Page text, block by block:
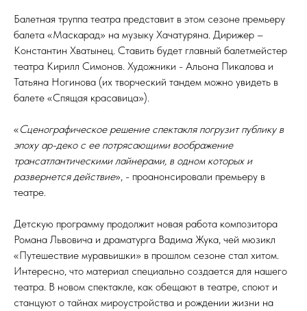
Балетная труппа театра представит в этом сезоне премьеру
балета «Маскарад» на музыку Хачатуряна. Дирижер –
Константин Хватынец. Ставить будет главный балетмейстер
театра Кирилл Симонов. Художники - Альона Пикалова и
Татьяна Ногинова (их творческий тандем можно увидеть в
балете «Спящая красавица»).
«Сценографическое решение спектакля погрузит публику в
эпоху ар-деко с ее потрясающими воображение
трансатлантическими лайнерами, в одном которых и
развернется действие», - проанонсировали премьеру в
театре.
Детскую программу продолжит новая работа композитора
Романа Львовича и драматурга Вадима Жука, чей мюзикл
«Путешествие муравьишки» в прошлом сезоне стал хитом.
Интересно, что материал специально создается для нашего
театра. В новом спектакле, как обещают в театре, споют и
станцуют о тайнах мироустройства и рождении жизни на